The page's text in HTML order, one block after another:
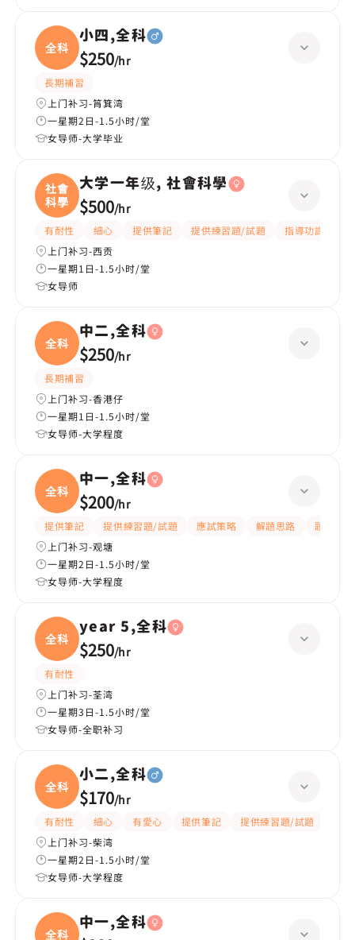
全科
小四,全科
$250/hr
長期補習
上门补习-筲箕湾
一星期2日-1.5小时/堂
女导师-大学毕业
社會
科學
大学一年级, 社會科學
$500/hr
有耐性 細心 提供筆記 提供練習題/試題 指導功課
上门补习-西贡
一星期1日-1.5小时/堂
女导师
全科
中二,全科
$250/hr
長期補習
上门补习-香港仔
一星期1日-1.5小时/堂
女导师-大学程度
全科
中一,全科
$200/hr
提供筆記 提供練習題/試題 應試策略 解題思路
題目講解
上门补习-观塘
一星期2日-1.5小时/堂
女导师-大学程度
全科
year 5,全科
$250/hr
有耐性
上门补习-荃湾
一星期3日-1.5小时/堂
女导师-全职补习
全科
小二,全科
$170/hr
有耐性 細心 有愛心 提供筆記 提供練習題/試題
上门补习-柴湾
一星期2日-1.5小时/堂
女导师-大学程度
全科
中一,全科